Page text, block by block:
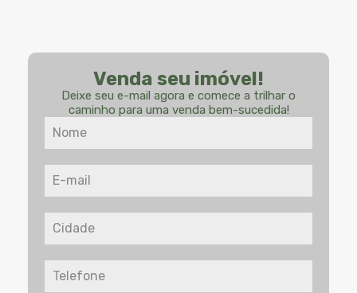
Venda seu imóvel!
Deixe seu e-mail agora e comece a trilhar o
caminho para uma venda bem-sucedida!